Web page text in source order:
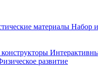
материалы Набор
развитие